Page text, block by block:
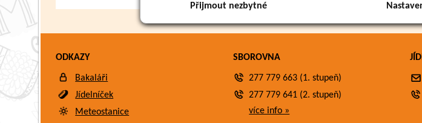
Přijmout nezbytné
ODKAZY
Bakaláři
Jídelníček
Meteostanice
SBOROVNA
277 779 663 (1. stupeň)
277 779 641 (2. stupeň)
více info »